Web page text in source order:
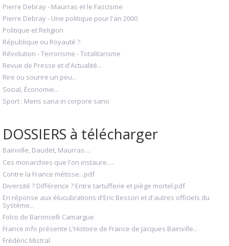
Pierre Debray - Maurras et le Fascisme
Pierre Debray - Une politique pour l'an 2000
Politique et Religion
République ou Royauté ?
Révolution - Terrorisme - Totalitarisme
Revue de Presse et d'Actualité...
Rire ou sourire un peu...
Social, Économie...
Sport : Mens sana in corpore sano
DOSSIERS à télécharger
Bainville, Daudet, Maurras....
Ces monarchies que l'on instaure.....
Contre la France métisse...pdf
Diversité ? Différence ? Entre tartufferie et piège mortel.pdf
En réponse aux élucubrations d'Eric Besson et d'autres officiels du
Système...
Folco de Baroncelli Camargue
France info présente L'Histoire de France de Jacques Bainville...
Frédéric Mistral